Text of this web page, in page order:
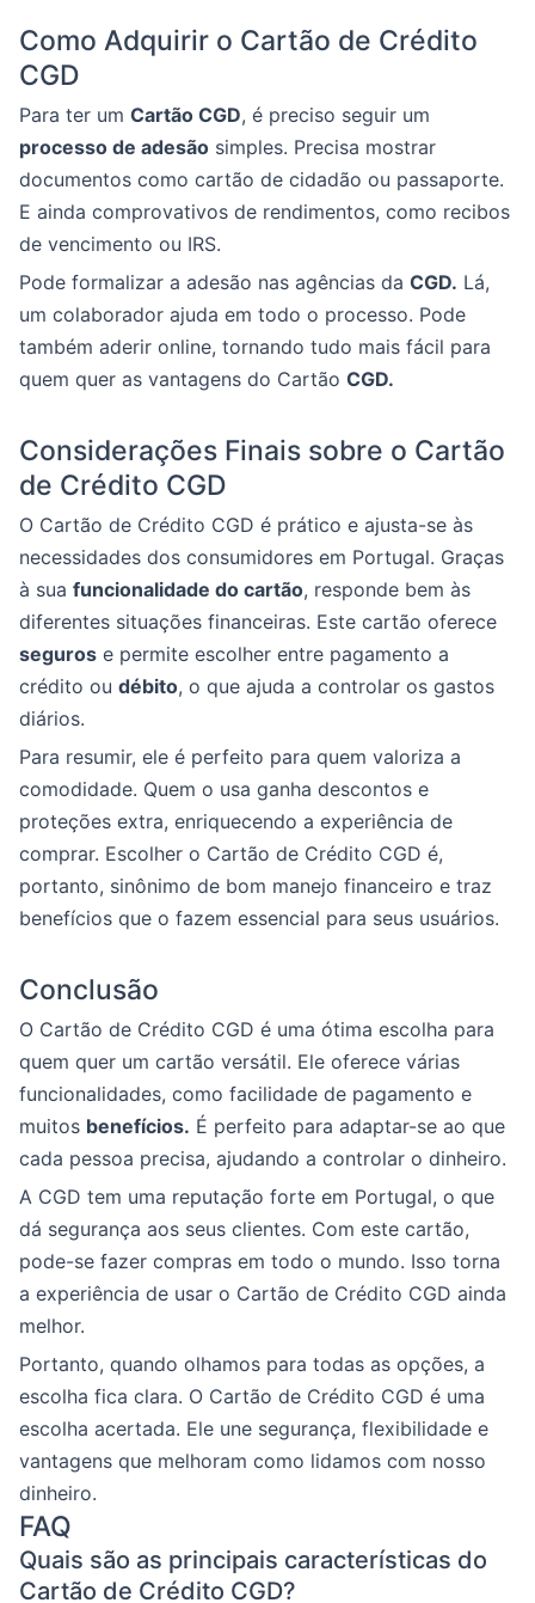
Como Adquirir o Cartão de Crédito
CGD
Para ter um Cartão CGD, é preciso seguir um
processo de adesão simples. Precisa mostrar
documentos como cartão de cidadão ou passaporte.
E ainda comprovativos de rendimentos, como recibos
de vencimento ou IRS.
Pode formalizar a adesão nas agências da CGD. Lá,
um colaborador ajuda em todo o processo. Pode
também aderir online, tornando tudo mais fácil para
quem quer as vantagens do Cartão CGD.
Considerações Finais sobre o Cartão
de Crédito CGD
O Cartão de Crédito CGD é prático e ajusta-se às
necessidades dos consumidores em Portugal. Graças
à sua funcionalidade do cartão, responde bem às
diferentes situações financeiras. Este cartão oferece
seguros e permite escolher entre pagamento a
crédito ou débito, o que ajuda a controlar os gastos
diários.
Para resumir, ele é perfeito para quem valoriza a
comodidade. Quem o usa ganha descontos e
proteções extra, enriquecendo a experiência de
comprar. Escolher o Cartão de Crédito CGD é,
portanto, sinônimo de bom manejo financeiro e traz
benefícios que o fazem essencial para seus usuários.
Conclusão
O Cartão de Crédito CGD é uma ótima escolha para
quem quer um cartão versátil. Ele oferece várias
funcionalidades, como facilidade de pagamento e
muitos benefícios. É perfeito para adaptar-se ao que
cada pessoa precisa, ajudando a controlar o dinheiro.
A CGD tem uma reputação forte em Portugal, o que
dá segurança aos seus clientes. Com este cartão,
pode-se fazer compras em todo o mundo. Isso torna
a experiência de usar o Cartão de Crédito CGD ainda
melhor.
Portanto, quando olhamos para todas as opções, a
escolha fica clara. O Cartão de Crédito CGD é uma
escolha acertada. Ele une segurança, flexibilidade e
vantagens que melhoram como lidamos com nosso
dinheiro.
FAQ
Quais são as principais características do
Cartão de Crédito CGD?